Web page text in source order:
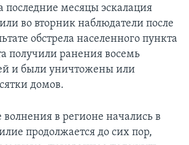
последние месяцы эскалация
во вторник наблюдатели после
обстрела населенного пункта
получили ранения восемь
и были уничтожены или
домов.
волнения в регионе начались в
продолжается до сих пор,